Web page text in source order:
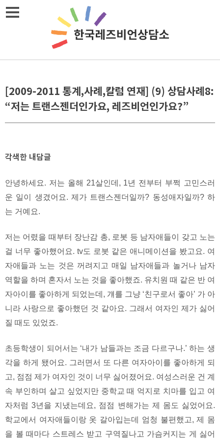
Skip
[2009-2011 통계,사례,칼럼 연재] (9) 상담사례8:
“저는 트랜스젠더인가요, 레즈비언인가요?”
각색한 내담글
안녕하세요. 저는 올해 21살인데, 1년 전부터 부쩍 고민스러
운 일이 생겼어요. 제가 트랜스젠더일까? 동성애자일까? 하
는 거예요.
저는 어렸을 때부터 장난감 총, 로봇 등 남자애들이 갖고 노는
걸 너무 좋아했어요. tv도 로봇 같은 애니메이션을 봤고요. 여
자애들과 노는 것은 꺼려지고 매일 남자애들과 놀거나 남자
역할을 하며 혼자서 노는 것을 좋아했죠. 유치원 때 같은 반 여
자아이를 좋아하게 되었는데, 걔를 그냥 ‘친구로서 좋아’ 가 아
니라 사랑으로 좋아했던 것 같아요. 그래서 여자인 제가 싫어
질 때도 있었죠.
초등학생이 되어서는 ‘내가 남들과는 조금 다르구나.’ 하는 생
각을 하게 됐어요. 그러면서 또 다른 여자아이를 좋아하게 되
고, 점점 제가 여자인 것이 너무 싫어졌어요. 여성스러운 건 계
속 부인하며 살고 싶었지만 중학교 때 억지로 치마를 입고 여
자처럼 3년을 지냈는데요, 점점 변해가는 제 몸도 싫었어요.
학교에서 여자애들이랑 옷 갈아입는데 엄청 불편했고, 제 몸
을 볼 때마다 스트레스 받고 구역질나고 가슴커지는 게 싫어